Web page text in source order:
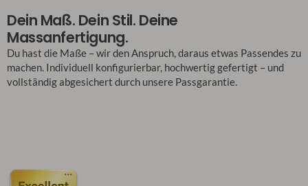
Dein Maß. Dein Stil. Deine
Massanfertigung.
Du hast die Maße – wir den Anspruch, daraus etwas Passendes zu
machen. Individuell konfigurierbar, hochwertig gefertigt – und
vollständig abgesichert durch unsere Passgarantie.